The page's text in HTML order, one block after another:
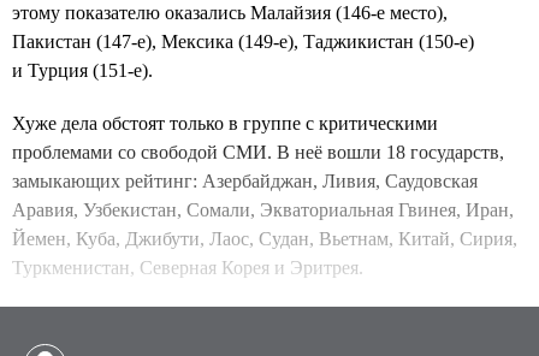
этому показателю оказались Малайзия (146-е место),
Пакистан (147-е), Мексика (149-е), Таджикистан (150-е)
и Турция (151-е).
Хуже дела обстоят только в группе с критическими
проблемами со свободой СМИ. В неё вошли 18 государств,
замыкающих рейтинг: Азербайджан, Ливия, Саудовская
Аравия, Узбекистан, Сомали, Экваториальная Гвинея, Иран,
Йемен, Куба, Джибути, Лаос, Судан, Вьетнам, Китай, Сирия,
Туркменистан, Северная Корея и Эритрея.